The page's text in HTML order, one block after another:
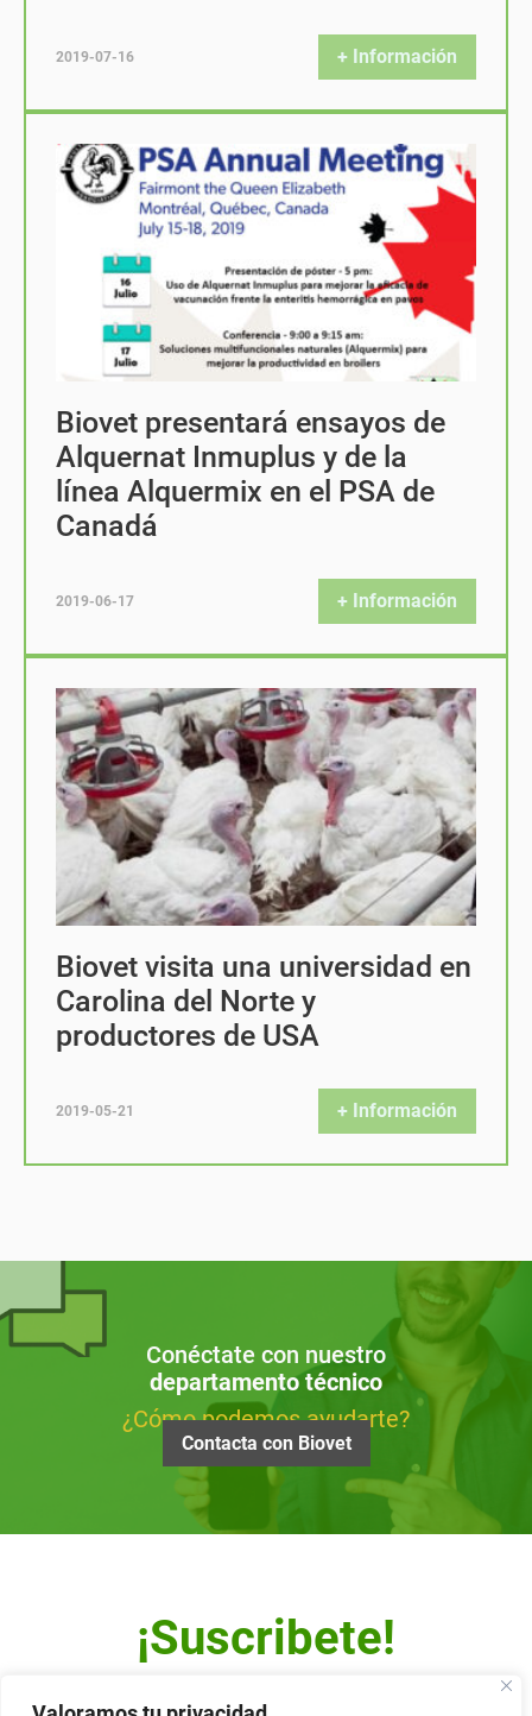
2019-07-16 + Información
Biovet presentará ensayos de
Alquernat Inmuplus y de la
línea Alquermix en el PSA de
Canadá
2019-06-17 + Información
Biovet visita una universidad en
Carolina del Norte y
productores de USA
2019-05-21 + Información
Conéctate con nuestro
departamento técnico
¿Cómo podemos ayudarte?
Contacta con Biovet
¡Suscribete!
Escribe tu dirección de correo y recibe nuestro Newsletter.